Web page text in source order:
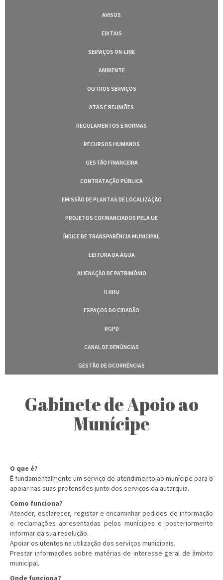
AVISOS
EDITAIS
SERVIÇOS ON-LINE
AMBIENTE
OUTROS SERVIÇOS
ATAS E REUNIÕES
REGULAMENTOS E NORMAS
RECURSOS HUMANOS
GESTÃO FINANCEIRA
CONTRATAÇÃO PÚBLICA
EMISSÃO DE PLANTAS DE LOCALIZAÇÃO
PROJETOS COFINANCIADOS PELA UE
ÍNDICE DE TRANSPARÊNCIA MUNICIPAL
LEITURA DA ÁGUA
ALIENAÇÃO DE PATRIMÓNIO
IFRRU
ESPAÇOS DO CIDADÃO
RGPD
CANAL DE DENÚNCIAS
GESTÃO DE OCORRÊNCIAS
Gabinete de Apoio ao
Munícipe
O que é?
É fundamentalmente um serviço de atendimento ao munícipe para o
apoiar nas suas pretensões junto dos serviços da autarquia.
Como funciona?
Atender, esclarecer, registar e encaminhar pedidos de informação
e reclamações apresentadas pelos munícipes e posteriormente
informar da sua resolução.
Apoiar os utentes na utilização dos serviços municipais.
Prestar informações sobre matérias de interesse geral de âmbito
municipal.
Onde funciona?